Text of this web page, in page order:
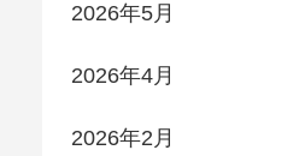
2026年5月
2026年4月
2026年2月